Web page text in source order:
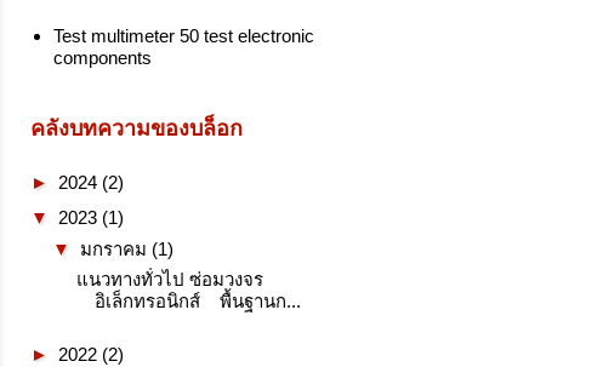
Test multimeter 50 test electronic
components
คลังบทความของบล็อก
► 2024 (2)
▼ 2023 (1)
▼ มกราคม (1)
แนวทางทั่วไป ซ่อมวงจร
อิเล็กทรอนิกส์ พื้นฐานก...
► 2022 (2)